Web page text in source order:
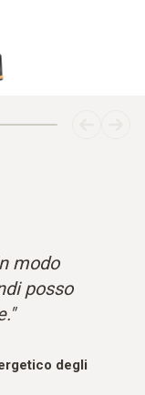
4×
modo
posso
degli